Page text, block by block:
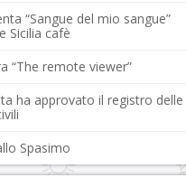
“Sangue del mio sangue”
Sicilia cafè
“The remote viewer”
ha approvato il registro delle
Spasimo